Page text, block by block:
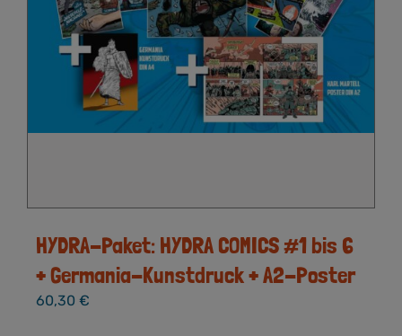
HYDRA-Paket: HYDRA COMICS #1 bis 6
+ Germania-Kunstdruck + A2-Poster
60,30 €